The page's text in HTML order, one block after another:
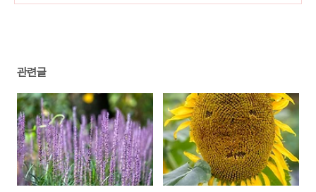
관련글